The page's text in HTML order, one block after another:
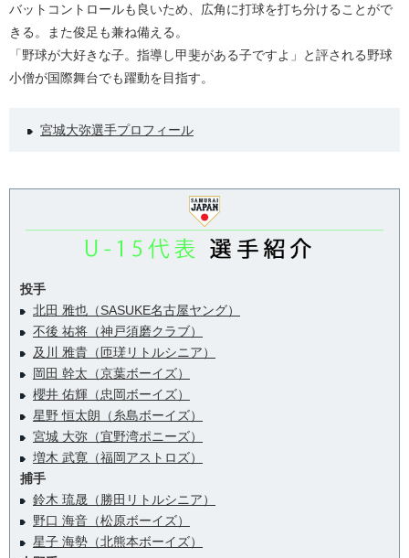
バットコントロールも良いため、広角に打球を打ち分けることがで
きる。また俊足も兼ね備える。
「野球が大好きな子。指導し甲斐がある子ですよ」と評される野球
小僧が国際舞台でも躍動を目指す。
宮城大弥選手プロフィール
投手
北田 雅也（SASUKE名古屋ヤング）
不後 祐将（神戸須磨クラブ）
及川 雅貴（匝瑳リトルシニア）
岡田 幹太（京葉ボーイズ）
櫻井 佑輝（忠岡ボーイズ）
星野 恒太朗（糸島ボーイズ）
宮城 大弥（宜野湾ポニーズ）
増木 武寛（福岡アストロズ）
捕手
鈴木 琉晟（勝田リトルシニア）
野口 海音（松原ボーイズ）
星子 海勢（北熊本ボーイズ）